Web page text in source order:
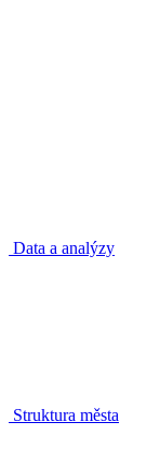
Data a analýzy
Struktura města